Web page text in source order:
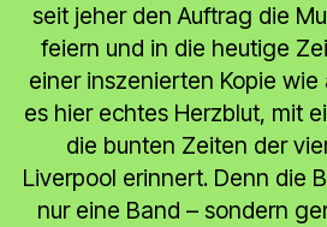
seit jeher den Auftrag die
feiern und in die heutige
einer inszenierten Kopie
es hier echtes Herzblut, mit
die bunten Zeiten der
Liverpool erinnert. Denn die
nur eine Band – sondern